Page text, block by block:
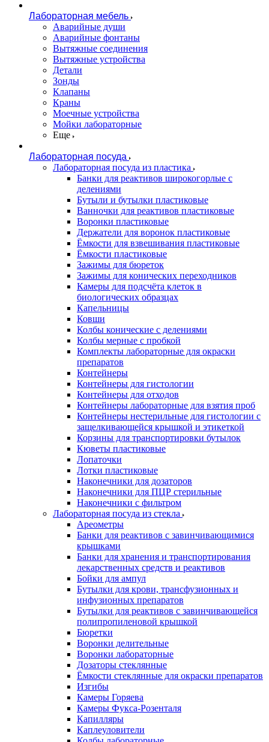
Лабораторная мебель
Аварийные души
Аварийные фонтаны
Вытяжные соединения
Вытяжные устройства
Детали
Зонды
Клапаны
Краны
Моечные устройства
Мойки лабораторные
Еще
Лабораторная посуда
Лабораторная посуда из пластика
Банки для реактивов широкогорлые с
делениями
Бутыли и бутылки пластиковые
Ванночки для реактивов пластиковые
Воронки пластиковые
Держатели для воронок пластиковые
Ёмкости для взвешивания пластиковые
Ёмкости пластиковые
Зажимы для бюреток
Зажимы для конических переходников
Камеры для подсчёта клеток в
биологических образцах
Капельницы
Ковши
Колбы конические с делениями
Колбы мерные с пробкой
Комплекты лабораторные для окраски
препаратов
Контейнеры
Контейнеры для гистологии
Контейнеры для отходов
Контейнеры лабораторные для взятия проб
Контейнеры нестерильные для гистологии с
защелкивающейся крышкой и этикеткой
Корзины для транспортировки бутылок
Кюветы пластиковые
Лопаточки
Лотки пластиковые
Наконечники для дозаторов
Наконечники для ПЦР стерильные
Наконечники с фильтром
Лабораторная посуда из стекла
Ареометры
Банки для реактивов с завинчивающимися
крышками
Банки для хранения и транспортирования
лекарственных средств и реактивов
Бойки для ампул
Бутылки для крови, трансфузионных и
инфузионных препаратов
Бутылки для реактивов с завинчивающейся
полипропиленовой крышкой
Бюретки
Воронки делительные
Воронки лабораторные
Дозаторы стеклянные
Ёмкости стеклянные для окраски препаратов
Изгибы
Камеры Горяева
Камеры Фукса-Розенталя
Капилляры
Каплеуловители